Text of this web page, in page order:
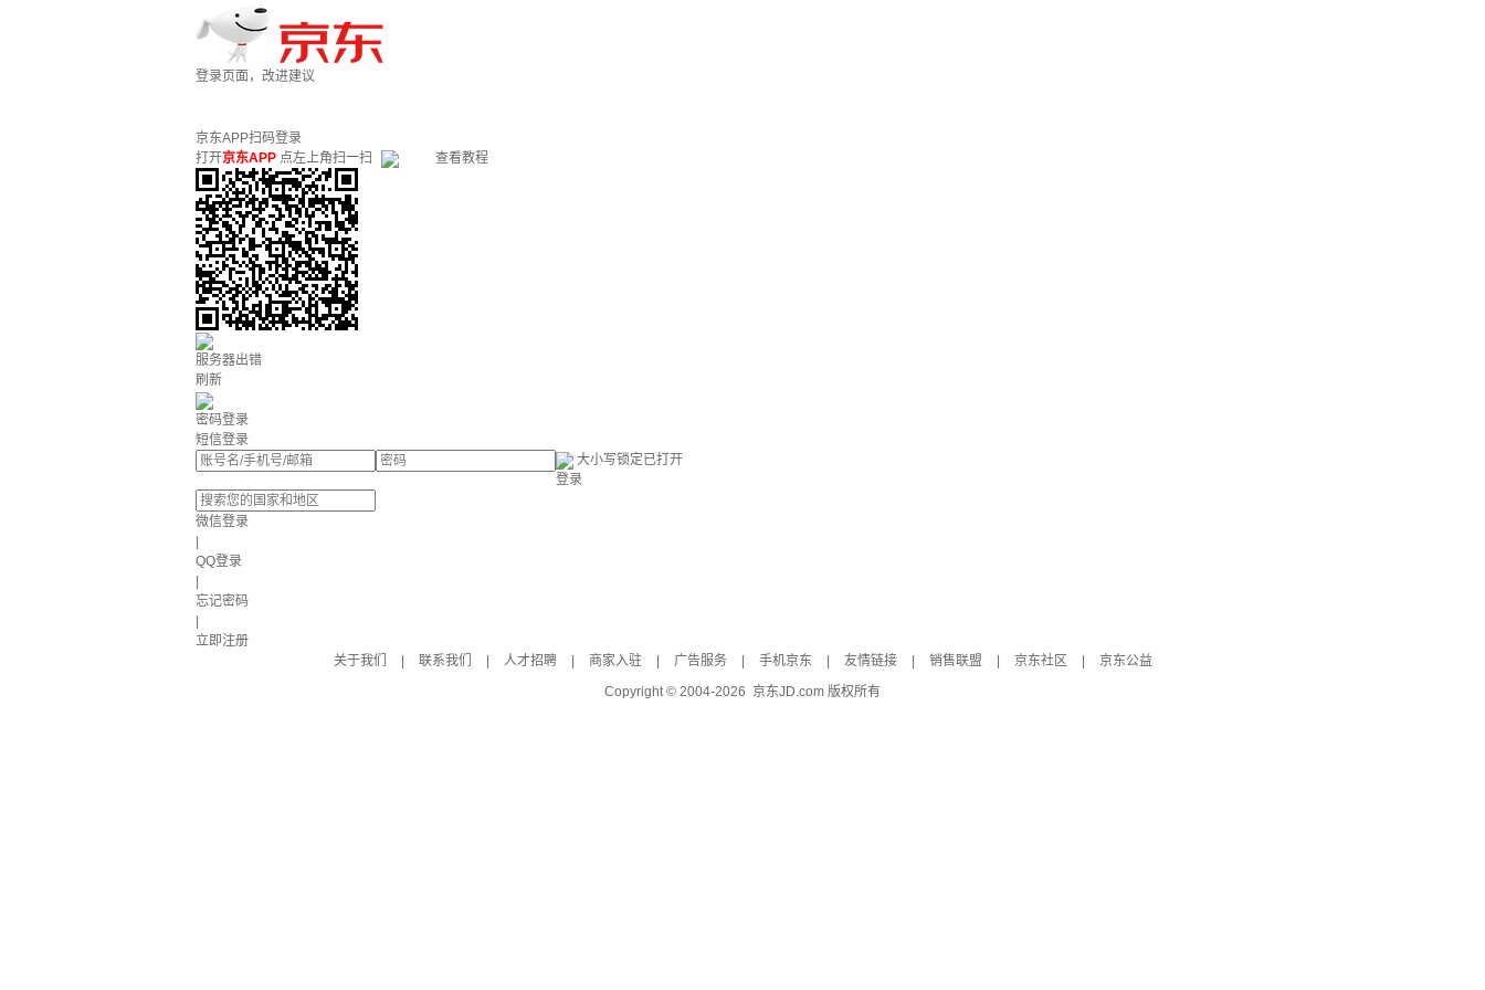
登录页面，改进建议
京东APP扫码登录
打开京东APP 点左上角扫一扫 查看教程
服务器出错
刷新
密码登录
短信登录
大小写锁定已打开
登录
微信登录
QQ登录
忘记密码
立即注册
关于我们
联系我们 人才招聘 商家入驻 广告服务 手机京东 友情链接 销售联盟 京东社区
京东公益
Copyright © 2004-2026 京东JD.com 版权所有